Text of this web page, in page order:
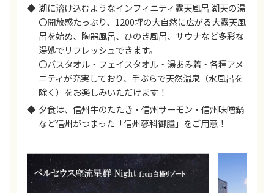
湖に溶け込むようなインフィニティ露天風呂 湖天の湯
〇開放感たっぷり、1200坪の大自然に広がる大露天風
呂を始め、陶器風呂、ひのき風呂、サウナなど多彩な
湯処でリフレッシュできます。
〇バスタオル・フェイスタオル・湯あみ着・各種アメ
ニティが充実しており、手ぶらで天然温泉（水風呂を
除く）をお楽しみいただけます！
夕食は、信州牛のたたき・信州サーモン・信州味噌鍋
など信州がつまった「信州蓼科御膳」をご用意！